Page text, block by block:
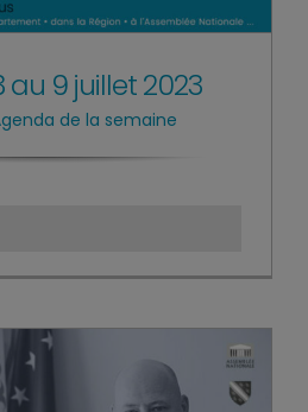
9 juillet 2023
de la semaine